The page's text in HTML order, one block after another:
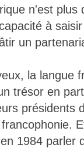
n'est plus
à
un
la langue
trésor en
présidents
1984 parler